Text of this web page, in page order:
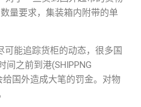
量要求，集装箱内附带的单
可能追踪货柜的动态，很多国
间之前到港(SHIPPNG
给国外造成大笔的罚金。对物